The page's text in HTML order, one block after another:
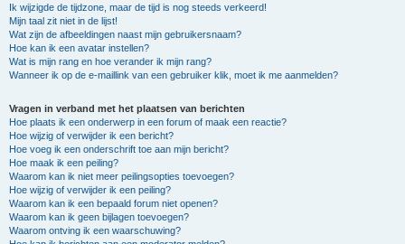
Ik wijzigde de tijdzone, maar de tijd is nog steeds verkeerd!
Mijn taal zit niet in de lijst!
Wat zijn de afbeeldingen naast mijn gebruikersnaam?
Hoe kan ik een avatar instellen?
Wat is mijn rang en hoe verander ik mijn rang?
Wanneer ik op de e-maillink van een gebruiker klik, moet ik me aanmelden?
Vragen in verband met het plaatsen van berichten
Hoe plaats ik een onderwerp in een forum of maak een reactie?
Hoe wijzig of verwijder ik een bericht?
Hoe voeg ik een onderschrift toe aan mijn bericht?
Hoe maak ik een peiling?
Waarom kan ik niet meer peilingsopties toevoegen?
Hoe wijzig of verwijder ik een peiling?
Waarom kan ik een bepaald forum niet openen?
Waarom kan ik geen bijlagen toevoegen?
Waarom ontving ik een waarschuwing?